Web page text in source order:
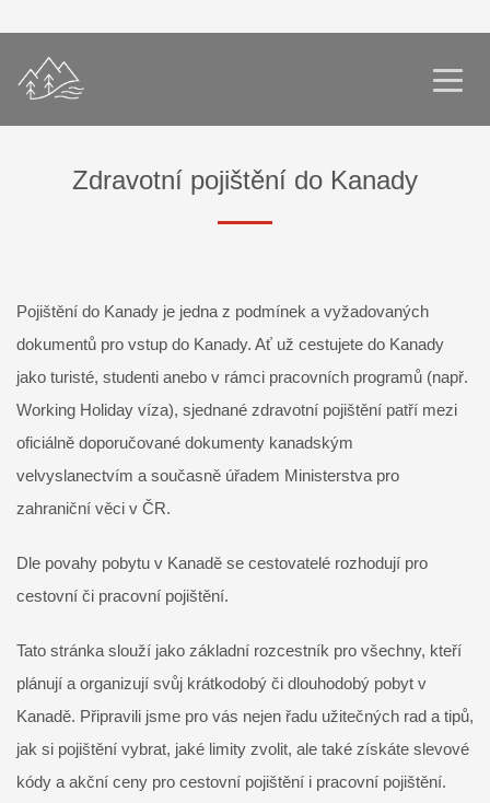
Zdravotní pojištění do Kanady
Pojištění do Kanady je jedna z podmínek a vyžadovaných
dokumentů pro vstup do Kanady. Ať už cestujete do Kanady
jako turisté, studenti anebo v rámci pracovních programů (např.
Working Holiday víza), sjednané zdravotní pojištění patří mezi
oficiálně doporučované dokumenty kanadským
velvyslanectvím a současně úřadem Ministerstva pro
zahraniční věci v ČR.
Dle povahy pobytu v Kanadě se cestovatelé rozhodují pro
cestovní či pracovní pojištění.
Tato stránka slouží jako základní rozcestník pro všechny, kteří
plánují a organizují svůj krátkodobý či dlouhodobý pobyt v
Kanadě. Připravili jsme pro vás nejen řadu užitečných rad a tipů,
jak si pojištění vybrat, jaké limity zvolit, ale také získáte slevové
kódy a akční ceny pro cestovní pojištění i pracovní pojištění.